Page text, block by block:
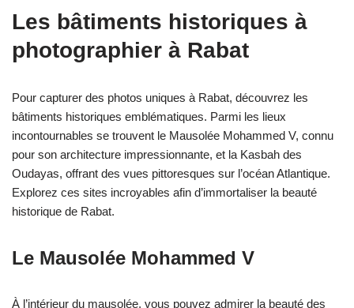
Les bâtiments historiques à
photographier à Rabat
Pour capturer des photos uniques à Rabat, découvrez les
bâtiments historiques emblématiques. Parmi les lieux
incontournables se trouvent le Mausolée Mohammed V, connu
pour son architecture impressionnante, et la Kasbah des
Oudayas, offrant des vues pittoresques sur l’océan Atlantique.
Explorez ces sites incroyables afin d’immortaliser la beauté
historique de Rabat.
Le Mausolée Mohammed V
À l’intérieur du mausolée, vous pouvez admirer la beauté des